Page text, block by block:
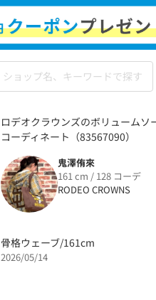
ロデオクラウンズのボリューム
コーディネート（83567090）
鬼澤侑來
161 cm / 128 コーデ
RODEO CROWNS
骨格ウェーブ/161cm
2026/05/14